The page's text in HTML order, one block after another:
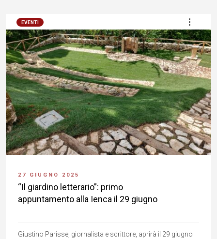
EVENTI
27 GIUGNO 2025
“Il giardino letterario”: primo
appuntamento alla Ienca il 29 giugno
Giustino Parisse, giornalista e scrittore, aprirà il 29 giugno